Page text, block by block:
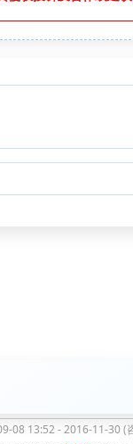
08 13:52 - 2016-11-30 (